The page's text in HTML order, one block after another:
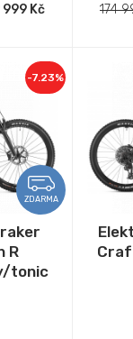
999 Kč 174
ZDARMA
-7.23%
R
tonic